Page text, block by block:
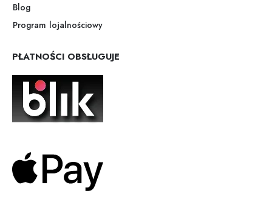
Blog
Program lojalnościowy
PŁATNOŚCI OBSŁUGUJE